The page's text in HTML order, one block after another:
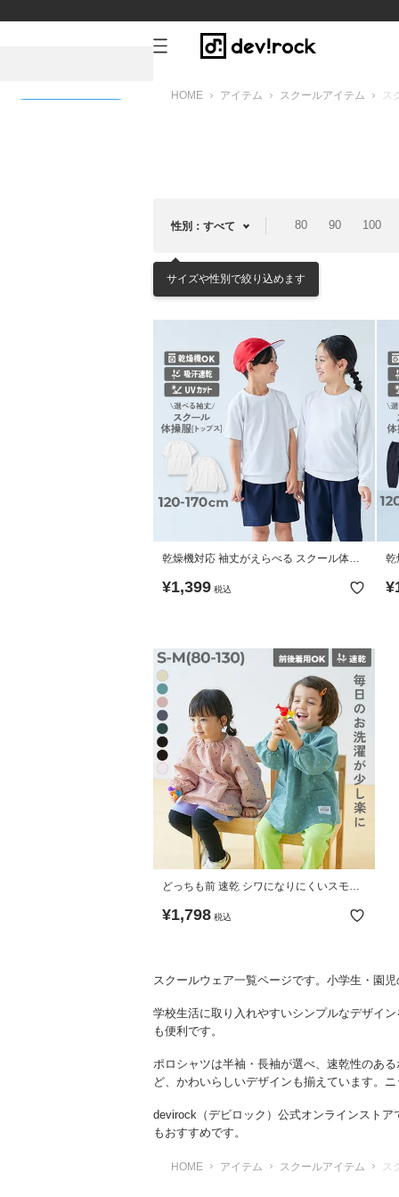
HOME アイテム スクールアイテム ス
性別：すべて 80 90 100
サイズや性別で絞り込めます
乾燥機対応 袖丈がえらべる スクール体操
¥1,399 税込
乾
¥
どっちも前 速乾 シワになりにくいスモッ
¥1,798 税込
スクールウェア一覧ページです。小学生・園
学校生活に取り入れやすいシンプルなデザイ
も便利です。
ポロシャツは半袖・長袖が選べ、速乾性のあ
ど、かわいらしいデザインも揃えています。
devirock（デビロック）公式オンラインスト
もおすすめです。
HOME アイテム スクールアイテム ス